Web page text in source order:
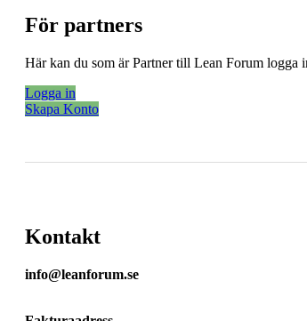
För partners
Här kan du som är Partner till Lean Forum logga
Logga in
Skapa Konto
Kontakt
info@leanforum.se